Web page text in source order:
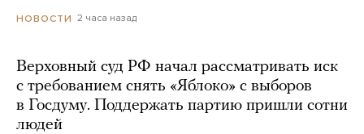
НОВОСТИ 2 часа назад
Верховный суд РФ начал рассматривать иск
с требованием снять «Яблоко» с выборов
в Госдуму. Поддержать партию пришли сотни
людей